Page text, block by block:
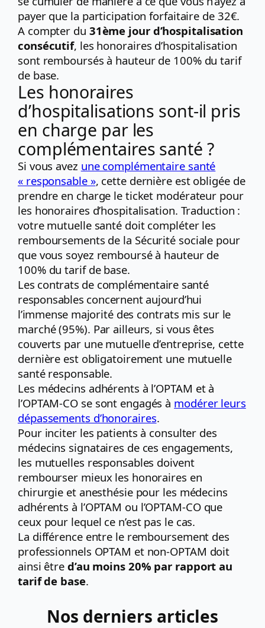
payer que la participation forfaitaire de 32€.
A compter du 31ème jour d’hospitalisation
consécutif, les honoraires d’hospitalisation
sont remboursés à hauteur de 100% du tarif
de base.
Les honoraires
d’hospitalisations sont-il pris
en charge par les
complémentaires santé ?
Si vous avez une complémentaire santé
« responsable », cette dernière est obligée de
prendre en charge le ticket modérateur pour
les honoraires d’hospitalisation. Traduction :
votre mutuelle santé doit compléter les
remboursements de la Sécurité sociale pour
que vous soyez remboursé à hauteur de
100% du tarif de base.
Les contrats de complémentaire santé
responsables concernent aujourd’hui
l’immense majorité des contrats mis sur le
marché (95%). Par ailleurs, si vous êtes
couverts par une mutuelle d’entreprise, cette
dernière est obligatoirement une mutuelle
santé responsable.
Les médecins adhérents à l’OPTAM et à
l’OPTAM-CO se sont engagés à modérer leurs
dépassements d’honoraires.
Pour inciter les patients à consulter des
médecins signataires de ces engagements,
les mutuelles responsables doivent
rembourser mieux les honoraires en
chirurgie et anesthésie pour les médecins
adhérents à l’OPTAM ou l’OPTAM-CO que
ceux pour lequel ce n’est pas le cas.
La différence entre le remboursement des
professionnels OPTAM et non-OPTAM doit
ainsi être d’au moins 20% par rapport au
tarif de base.
Nos derniers articles